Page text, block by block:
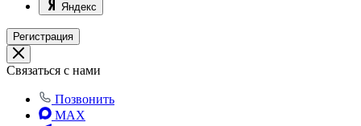
Яндекс
Регистрация
Связаться с нами
Позвонить
MAX